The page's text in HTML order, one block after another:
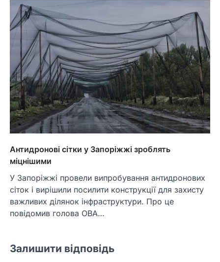
Антидронові сітки у Запоріжжі зроблять
міцнішими
У Запоріжжі провели випробування антидронових
сіток і вирішили посилити конструкції для захисту
важливих ділянок інфраструктури. Про це
повідомив голова ОВА…
Залишити відповідь